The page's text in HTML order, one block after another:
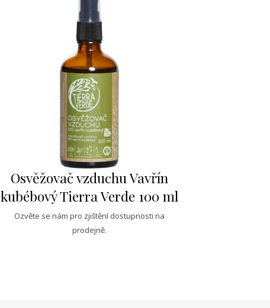
Osvěžovač vzduchu Vavřín
kubébový Tierra Verde 100 ml
Ozvěte se nám pro zjištění dostupnosti na
prodejně.